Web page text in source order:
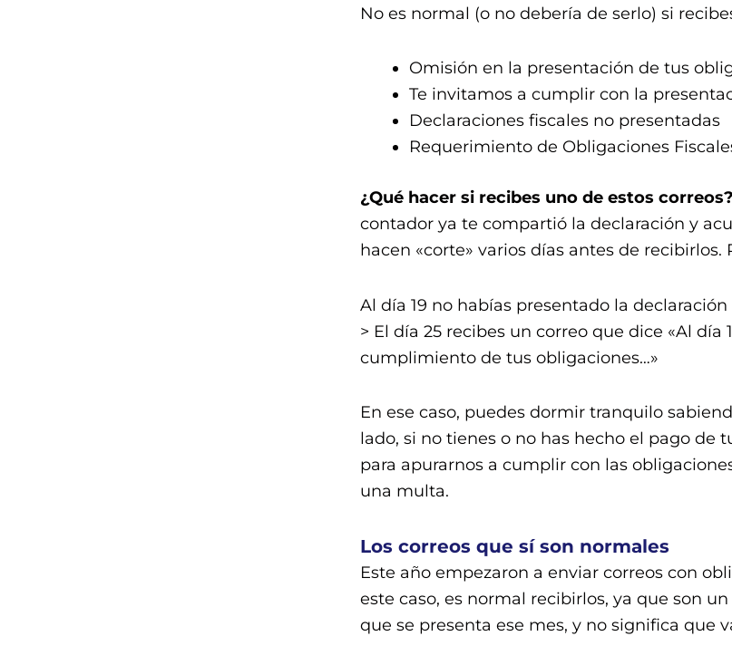
No es normal (o no debería de serlo) si
Omisión en la presentación de tus
Te invitamos a cumplir con la
Declaraciones fiscales no presentadas
Requerimiento de Obligaciones
¿Qué hacer si recibes uno de estos correos?
contador ya te compartió la declaración y
hacen «corte» varios días antes de recibirlos.
Al día 19 no habías presentado la
> El día 25 recibes un correo que dice «Al día
cumplimiento de tus obligaciones…»
En ese caso, puedes dormir tranquilo
lado, si no tienes o no has hecho el pago de
para apurarnos a cumplir con las
una multa.
Los correos que sí son normales
Este año empezaron a enviar correos con
este caso, es normal recibirlos, ya que son
que se presenta ese mes, y no significa que